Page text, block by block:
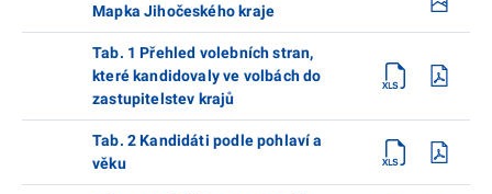
Mapka Jihočeského kraje
Tab. 1 Přehled volebních stran,
které kandidovaly ve volbách do
zastupitelstev krajů
Tab. 2 Kandidáti podle pohlaví a
věku